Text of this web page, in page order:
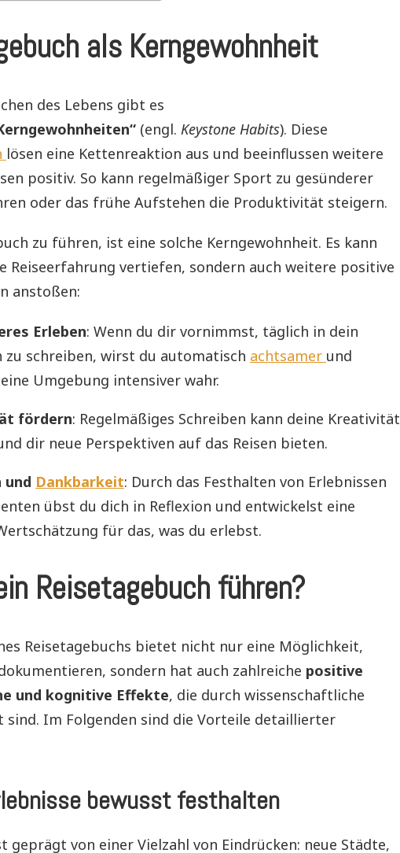
als Kerngewohnheit
des Lebens gibt es
(engl. Keystone Habits). Diese
lösen eine Kettenreaktion aus und beeinflussen weitere
positiv. So kann regelmäßiger Sport zu gesünderer
oder das frühe Aufstehen die Produktivität steigern.
zu führen, ist eine solche Kerngewohnheit. Es kann
Reiseerfahrung vertiefen, sondern auch weitere positive
anstoßen:
Erleben: Wenn du dir vornimmst, täglich in dein
zu schreiben, wirst du automatisch achtsamer und
Umgebung intensiver wahr.
fördern: Regelmäßiges Schreiben kann deine Kreativität
dir neue Perspektiven auf das Reisen bieten.
und Dankbarkeit: Durch das Festhalten von Erlebnissen
übst du dich in Reflexion und entwickelst eine
für das, was du erlebst.
Reisetagebuch führen?
Reisetagebuchs bietet nicht nur eine Möglichkeit,
sondern hat auch zahlreiche positive
und kognitive Effekte, die durch wissenschaftliche
sind. Im Folgenden sind die Vorteile detaillierter
bewusst festhalten
geprägt von einer Vielzahl von Eindrücken: neue Städte,